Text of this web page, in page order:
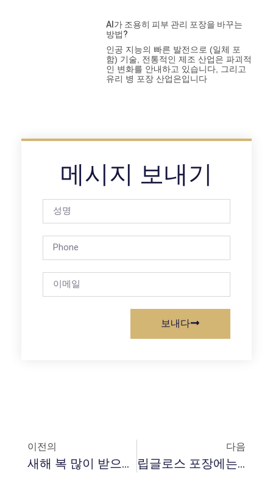
AI가 조용히 피부 관리 포장을 바꾸는
방법?
인공 지능의 빠른 발전으로 (일체 포
함) 기술, 전통적인 제조 산업은 파괴적
인 변화를 안내하고 있습니다, 그리고
유리 병 포장 산업은입니다
메시지 보내기
보내다
이전의
새해 복 많이 받으세요!
다음
립글로스 포장에는 새로운 돌파구가 있습니다